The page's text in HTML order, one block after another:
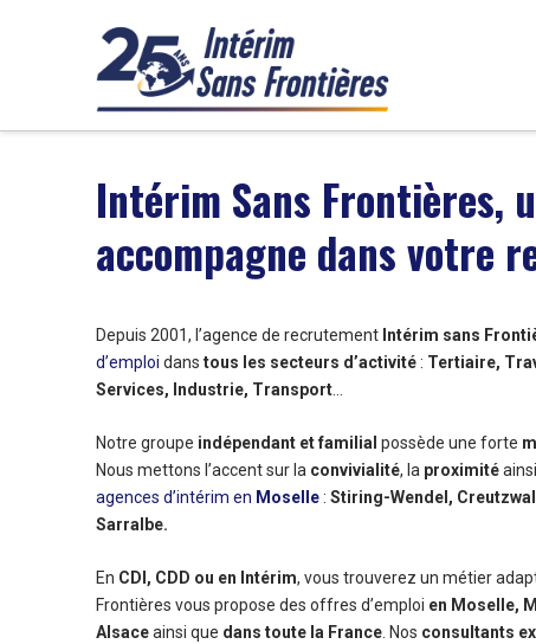
Intérim Sans Frontières,
accompagne dans votre
Depuis 2001, l’agence de recrutement Intérim sans
d’emploi dans tous les secteurs d’activité: Tertiaire,
Services, Industrie, Transport…
Notre groupe indépendant et familial possède une forte
Nous mettons l’accent sur la convivialité, la proximité
agences d’intérim en Moselle: Stiring-Wendel,
Sarralbe.
En CDI, CDD ou en Intérim, vous trouverez un métier
Frontières vous propose des offres d’emploi en Moselle,
Alsaceainsi que dans toute la France. Nos consultants